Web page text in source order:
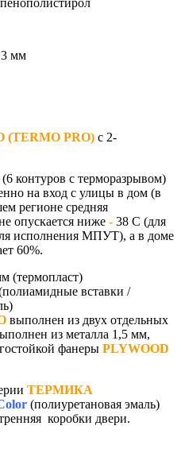
мм
PRO) с 2-
(6 контуров с терморазрывом)
на вход с улицы в дом (в
регионе средняя
опускается ниже - 38 С (для
исполнения МПУТ), а в доме
60%.
(термопласт)
вставки /
выполнен из двух отдельных
из металла 1,5 мм,
фанеры PLYWOOD
ТЕРМИКА
(полиуретановая эмаль)
коробки двери.